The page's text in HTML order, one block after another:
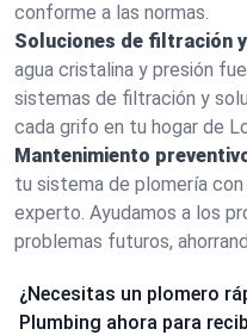
conforme a las normas.
Soluciones de filtración
agua cristalina y presión
sistemas de filtración y
cada grifo en tu hogar de
Mantenimiento
tu sistema de plomería
experto. Ayudamos a los
problemas futuros,
¿Necesitas un plomero
Plumbing ahora para